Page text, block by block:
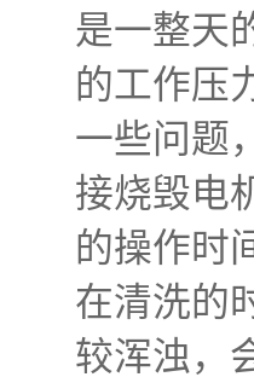
是一整天
的工作压
一些问题
接烧毁电
的操作时
在清洗的
较浑浊，